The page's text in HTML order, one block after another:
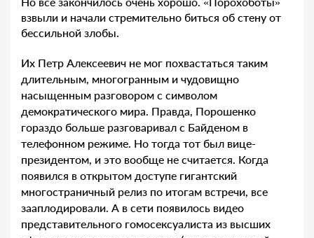
взвыли и начали стремительно биться об стену от
бессильной злобы.
Их Петр Алексеевич не мог похвастаться таким
длительным, многогранным и чудовищно
насыщенным разговором с символом
демократического мира. Правда, Порошенко
гораздо больше разговаривал с Байденом в
телефонном режиме. Но тогда тот был вице-
президентом, и это вообще не считается. Когда
появился в открытом доступе гигантский
многостраничный релиз по итогам встречи, все
зааплодировали. А в сети появилось видео
представительного гомосексуалиста из высших